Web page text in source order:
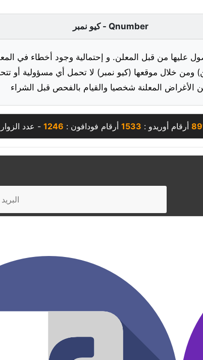
كيو نمبر - Qnumber
عليها من قبل المعلن. و إحتمالية وجود أخطاء في
ومن خلال موقعها (كيو نمبر) لا تحمل أي مسؤولية أو
أرقام أوريدو : 1533 أرقام فودافون : 1246 - عدد